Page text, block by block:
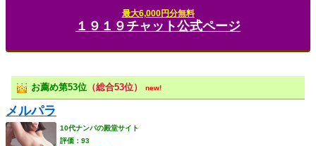
最大6,000円分無料
１９１９チャット公式ページ
お薦め第53位 （総合53位） new!
メルパラ
10代ナンパの殿堂サイト
評価：93